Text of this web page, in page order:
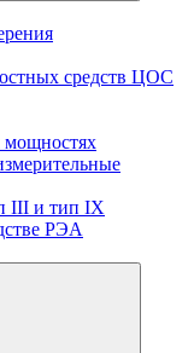
средств ЦОС
мощностях
III и тип IX
РЭА